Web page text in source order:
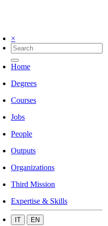
×
Home
Degrees
Courses
Jobs
People
Outputs
Organizations
Third Mission
Expertise & Skills
IT EN